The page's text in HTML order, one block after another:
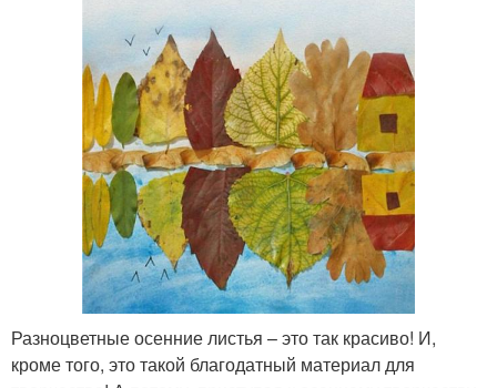
Разноцветные осенние листья – это так красиво! И,
кроме того, это такой благодатный материал для